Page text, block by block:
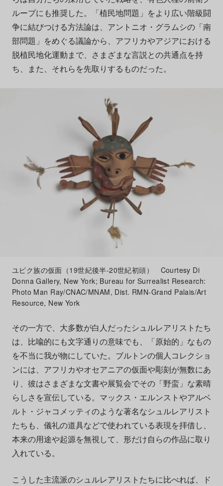
ループにも推奨した。「植民地問題」をより広い階級闘
争に結びつける方法論は、アントニオ・グラムシの「南
部問題」をめぐる議論から、アフリカやアジアにおける
脱植民地化運動まで、さまざまな言説との共通点を持
ち、また、それらを先取りするものだった。
ユピク族の仮面（19世紀後半-20世紀初頭） Courtesy Di
Donna Gallery, New York; Bureau for Surrealist Research:
Photo Man Ray/CNAC/MNAM, Dist. RMN-Grand Palais/Art
Resource, New York
その一方で、大多数が白人だったシュルレアリストたち
は、比喩的にも文字通りの意味でも、「原始的」なもの
を不当に我が物にしていた。ブルトンの個人コレクショ
ンには、アフリカやオセアニアの仮面や彫刻が無数にあ
り、彼はさまざまな文書や展覧会でその「野蛮」な素晴
らしさを宣伝している。マックス・エルンストやアルベ
ルト・ジャコメッティのような著名なシュルレアリスト
たちも、儀礼の道具などで使われている表現を拝借し、
本来の用途や起源を無視して、形だけ自らの作品に取り
入れている。
こうした主流派のシュルレアリストたちに比べれば、ド